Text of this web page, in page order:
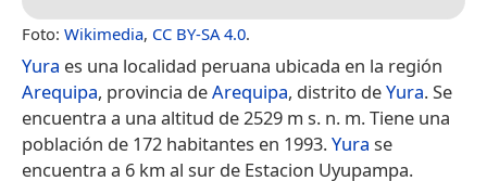
Foto: Wikimedia, CC BY-SA 4.0.
Yura es una localidad peruana ubicada en la región
Arequipa, provincia deArequipa, distrito deYura. Se
encuentra a una altitud de 2529 m s. n. m. Tiene una
población de 172 habitantes en 1993.Yura se
encuentra a 6 km al sur de Estacion Uyupampa.